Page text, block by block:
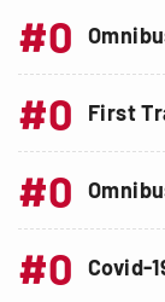
#0
#0 First
#0
#0 Covid-